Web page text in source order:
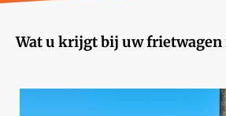
Wat u krijgt bij uw frietwagen